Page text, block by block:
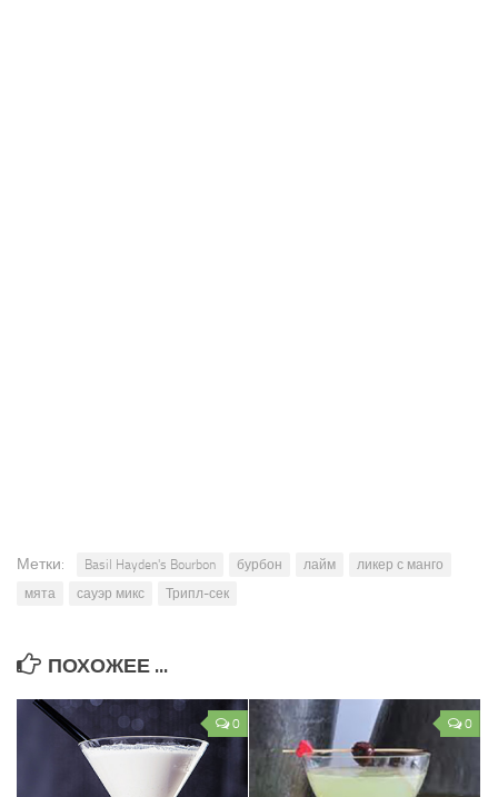
Метки: Basil Hayden's Bourbon бурбон лайм
ликер с манго
мята
сауэр микс Трипл-сек
ПОХОЖЕЕ ...
0 0